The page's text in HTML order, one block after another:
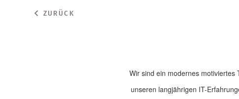
ZURÜCK
Wir sind ein modernes motiviertes
unseren langjährigen IT-